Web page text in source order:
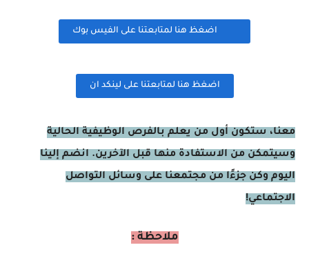
اضغظ هنا لمتابعتنا على الفيس بوك
اضغظ هنا لمتابعتنا على لينكد ان
معنا، ستكون أول من يعلم بالفرص الوظيفية الحالية
وسيتمكن من الاستفادة منها قبل الآخرين. انضم إلينا
اليوم وكن جزءًا من مجتمعنا على وسائل التواصل
الاجتماعي!
ملاحظة :